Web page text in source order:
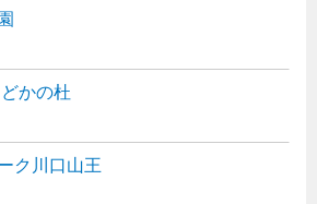
かの杜
ク川口山王